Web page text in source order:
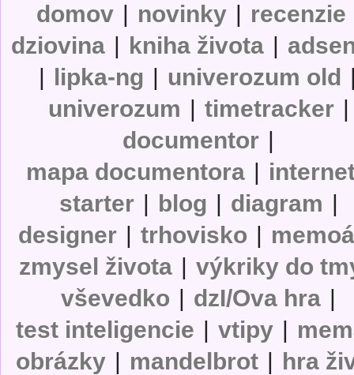
domov | novinky | recenzie
dziovina | kniha života |
| lipka-ng | univerozum old
univerozum | timetracker |
documentor |
mapa documentora |
starter | blog | diagram |
designer | trhovisko |
zmysel života | výkriky do
vševedko | dzI/Ova hra |
test inteligencie | vtipy |
obrázky | mandelbrot | hra